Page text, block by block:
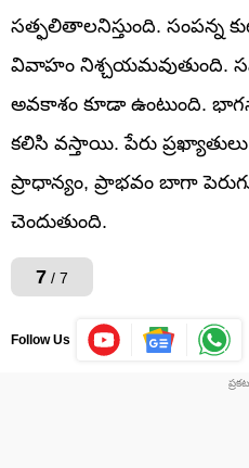
సత్ఫలితాలనిస్తుంది. సంపన్న
వివాహం నిశ్చయమవుతుంది.
అవకాశం కూడా ఉంటుంది.
కలిసి వస్తాయి. పేరు
ప్రాధాన్యం, ప్రాభవం బాగా
చెందుతుంది.
7 / 7
Follow Us